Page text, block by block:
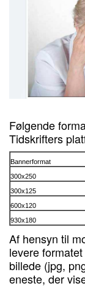
Følgende
Tidskrifters
Bannerformat
300x250
300x125
600x120
930x180
Af hensyn til
levere
billede (jpg,
eneste, der